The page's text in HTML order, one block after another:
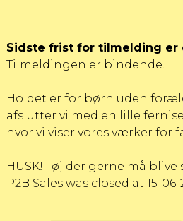
Sidste frist for tilmelding er
Tilmeldingen er bindende.
Holdet er for børn uden
afslutter vi med en lille
hvor vi viser vores værker for
HUSK! Tøj der gerne må blive
P2B Sales was closed at 15-06-